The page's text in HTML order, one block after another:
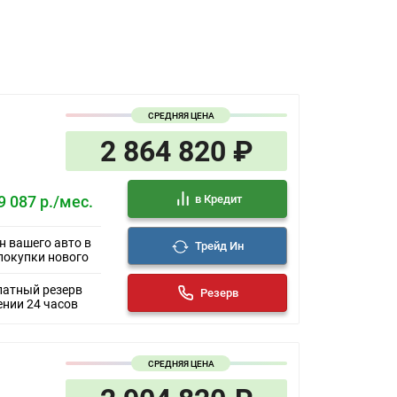
СРЕДНЯЯ ЦЕНА
2 864 820 ₽
087 р./мес. в Кредит
вашего авто в
нового
Трейд Ин
резерв
24 часов
Резерв
СРЕДНЯЯ ЦЕНА